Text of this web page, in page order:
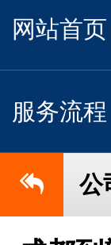
网站首页
服务流程
公